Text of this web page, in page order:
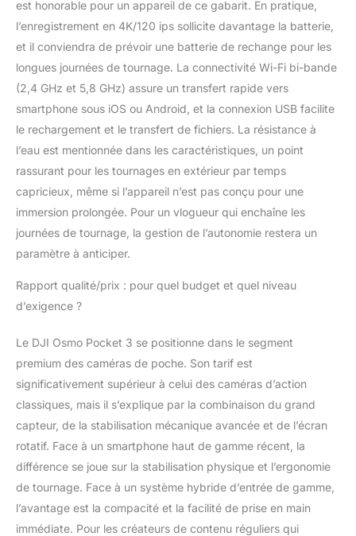
et pratique - Cette
nacelle caméra de
poche est
incroyablement
pour vous permettre de
ne manquer aucun
moment. Partez pour
de grandes et petites
voyages à l’étranger
aux réunions de famille.
Comprend Osmo
Pocket 3, un cache de
avec filetage 1/4", etc.
Un excellent choix pour
Pocket 3 peut se
connecter directement
à deux émetteurs DJI
assurant un son de
haute qualité pour les
vlogs, les interviews et
les diffusions en direct
tout en simplifiant votre
équipement et votre
flux de travail.
est honorable pour un appareil de ce gabarit. En pratique,
l’enregistrement en 4K/120 ips sollicite davantage la batterie,
et il conviendra de prévoir une batterie de rechange pour les
longues journées de tournage. La connectivité Wi-Fi bi-bande
(2,4 GHz et 5,8 GHz) assure un transfert rapide vers
smartphone sous iOS ou Android, et la connexion USB facilite
le rechargement et le transfert de fichiers. La résistance à
l’eau est mentionnée dans les caractéristiques, un point
rassurant pour les tournages en extérieur par temps
capricieux, même si l’appareil n’est pas conçu pour une
immersion prolongée. Pour un vlogueur qui enchaîne les
journées de tournage, la gestion de l’autonomie restera un
paramètre à anticiper.
Rapport qualité/prix : pour quel budget et quel niveau
d’exigence ?
Le DJI Osmo Pocket 3 se positionne dans le segment
premium des caméras de poche. Son tarif est
significativement supérieur à celui des caméras d’action
classiques, mais il s’explique par la combinaison du grand
capteur, de la stabilisation mécanique avancée et de l’écran
rotatif. Face à un smartphone haut de gamme récent, la
différence se joue sur la stabilisation physique et l’ergonomie
de tournage. Face à un système hybride d’entrée de gamme,
l’avantage est la compacité et la facilité de prise en main
immédiate. Pour les créateurs de contenu réguliers qui